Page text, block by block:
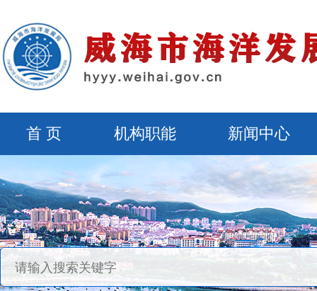
首 页 机构职能 新闻中心